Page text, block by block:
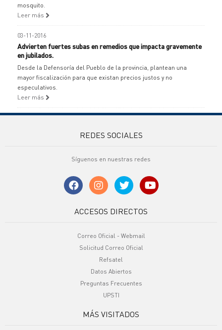
mosquito.
Leer más
03-11-2016
Advierten fuertes subas en remedios que impacta gravemente
en jubilados.
Desde la Defensoría del Pueblo de la provincia, plantean una
mayor fiscalización para que existan precios justos y no
especulativos.
Leer más
REDES SOCIALES
Síguenos en nuestras redes
ACCESOS DIRECTOS
Correo Oficial - Webmail
Solicitud Correo Oficial
Refsatel
Datos Abiertos
Preguntas Frecuentes
UPSTI
MÁS VISITADOS